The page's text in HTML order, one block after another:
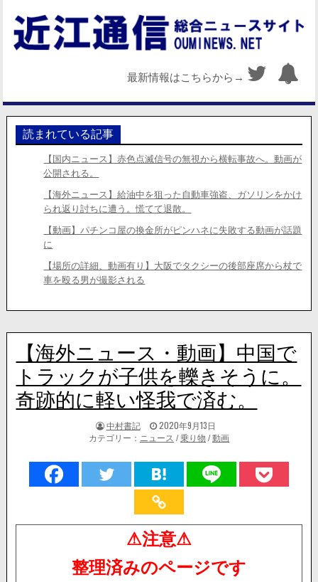
最新情報はこちらから→
読まれている記事
【国内ニュース】赤色点滅信号の無視から横転事故へ。動画が
公開される。
【海外ニュース】給油中を狙った自動車強盗、ガソリンをかけ
られ返り討ちに遭う。慌てて退散。
【動画】パチンコ屋の換金所がピンハネに失敗する動画が話題
に
【場所の詳細、動画有り】大阪でタクシーの後部座席から杖で
車を殴る男が撮影される
【海外ニュース・動画】中国で
トラックが子供を轢きそうに。
奇跡的に軽い怪我で済む。
著
者:
中村書記
掲
載
2020年9月13日
カテゴリー： ニュース /乗り物 /動画
⚠注意⚠
整理済みのページです